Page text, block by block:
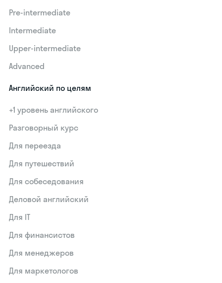
Pre-intermediate
Intermediate
Upper-intermediate
Advanced
Английский по целям
+1 уровень английского
Разговорный курс
Для переезда
Для путешествий
Для собеседования
Деловой английский
Для IT
Для финансистов
Для менеджеров
Для маркетологов